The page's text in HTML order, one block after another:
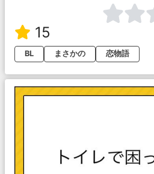
15
BL
まさかの 恋物語